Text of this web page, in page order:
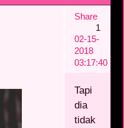
Share
1
02-15-
2018
03:17:40
Tapi
dia
tidak